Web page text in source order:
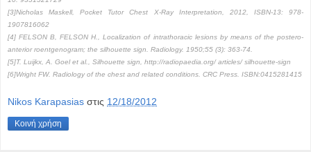
[3]Nicholas Maskell, Pocket Tutor Chest X-Ray Interpretation, 2012, ISBN-13: 978-
1907816062
[4] FELSON B, FELSON H., Localization of intrathoracic lesions by means of the postero-
anterior roentgenogram; the silhouette sign. Radiology. 1950;55 (3): 363-74.
[5]T. Luijkx, A. Goel et al., Silhouette sign, http://radiopaedia.org/ articles/ silhouette-sign
[6]Wright FW. Radiology of the chest and related conditions. CRC Press. ISBN:0415281415
Nikos Karapasias στις 12/18/2012
Κοινή χρήση